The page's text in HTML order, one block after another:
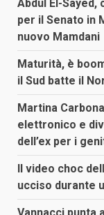
Abdul El-
per il Senato in
nuovo Mamdani
Maturità, è
il Sud batte il
Martina
elettronico e
dell’ex per i
Il video choc
ucciso durante